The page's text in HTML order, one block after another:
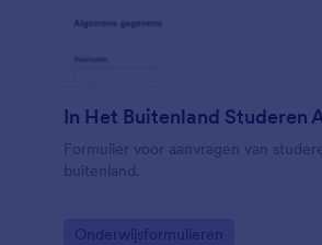
Formulier voor aanvragen van
buitenland.
Go to Category:
Onderwijsformulieren